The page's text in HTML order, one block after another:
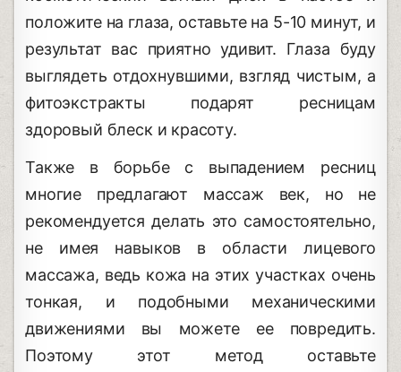
положите на глаза, оставьте на 5-10 минут, и
результат вас приятно удивит. Глаза буду
выглядеть отдохнувшими, взгляд чистым, а
фитоэкстракты подарят ресницам
здоровый блеск и красоту.
Также в борьбе с выпадением ресниц
многие предлагают массаж век, но не
рекомендуется делать это самостоятельно,
не имея навыков в области лицевого
массажа, ведь кожа на этих участках очень
тонкая, и подобными механическими
движениями вы можете ее повредить.
Поэтому этот метод оставьте